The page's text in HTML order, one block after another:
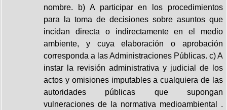
nombre. b) A participar en los procedimientos
para la toma de decisiones sobre asuntos que
incidan directa o indirectamente en el medio
ambiente, y cuya elaboración o aprobación
corresponda a las Administraciones Públicas. c) A
instar la revisión administrativa y judicial de los
actos y omisiones imputables a cualquiera de las
autoridades públicas que supongan
vulneraciones de la normativa medioambiental .